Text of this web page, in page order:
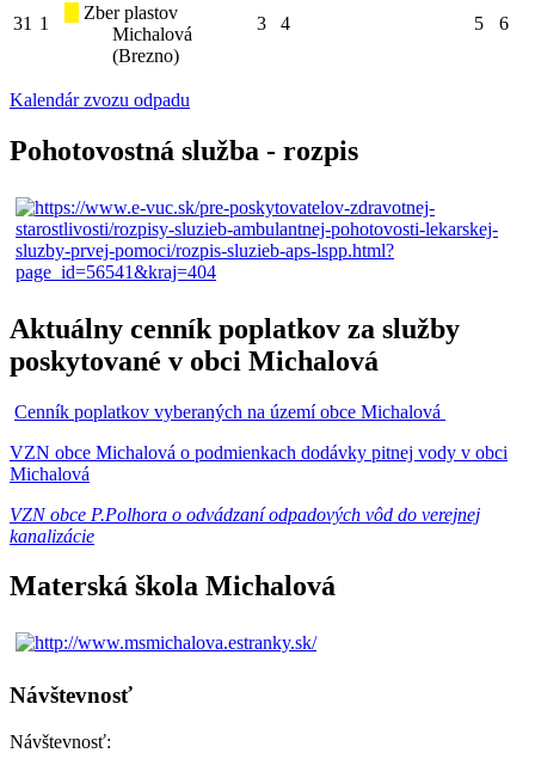
31 1
Zber plastov
Michalová
(Brezno)
3 4 5 6
Kalendár zvozu odpadu
Pohotovostná služba - rozpis
Aktuálny cenník poplatkov za služby
poskytované v obci Michalová
Cenník poplatkov vyberaných na území obce Michalová
VZN obce Michalová o podmienkach dodávky pitnej vody v obci
Michalová
VZN obce P.Polhora o odvádzaní odpadových vôd do verejnej
kanalizácie
Materská škola Michalová
Návštevnosť
Návštevnosť: